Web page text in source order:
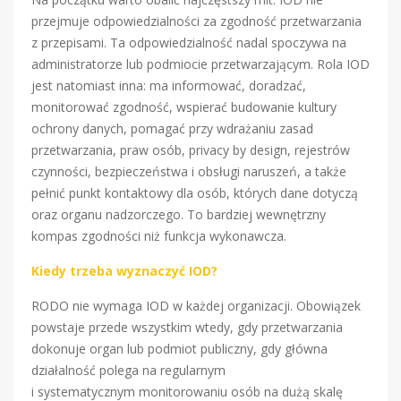
przejmuje odpowiedzialności za zgodność przetwarzania
z przepisami. Ta odpowiedzialność nadal spoczywa na
administratorze lub podmiocie przetwarzającym. Rola IOD
jest natomiast inna: ma informować, doradzać,
monitorować zgodność, wspierać budowanie kultury
ochrony danych, pomagać przy wdrażaniu zasad
przetwarzania, praw osób, privacy by design, rejestrów
czynności, bezpieczeństwa i obsługi naruszeń, a także
pełnić punkt kontaktowy dla osób, których dane dotyczą
oraz organu nadzorczego. To bardziej wewnętrzny
kompas zgodności niż funkcja wykonawcza.
Kiedy trzeba wyznaczyć IOD?
RODO nie wymaga IOD w każdej organizacji. Obowiązek
powstaje przede wszystkim wtedy, gdy przetwarzania
dokonuje organ lub podmiot publiczny, gdy główna
działalność polega na regularnym
i systematycznym monitorowaniu osób na dużą skalę